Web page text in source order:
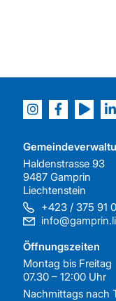
Haldenstrasse 93
9487 Gamprin
Liechtenstein
+423 / 375 91
info@gamprin.li
Öffnungszeiten
Montag bis Freitag
07.30 – 12:00
Nachmittags nach